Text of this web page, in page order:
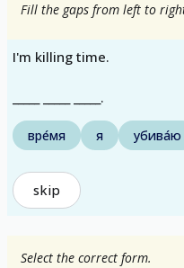
Fill the gaps from left to
I'm killing time.
_____ _____ _____.
вре́мя я убива́ю
skip
Select the correct form.